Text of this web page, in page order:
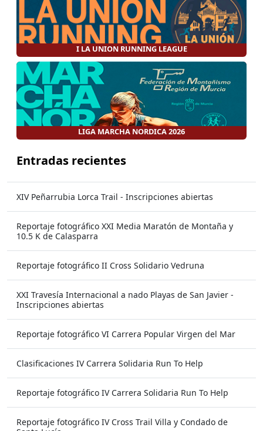
I LA UNION RUNNING LEAGUE
LIGA MARCHA NORDICA 2026
Entradas recientes
XIV Peñarrubia Lorca Trail - Inscripciones abiertas
Reportaje fotográfico XXI Media Maratón de Montaña y
10.5 K de Calasparra
Reportaje fotográfico II Cross Solidario Vedruna
XXI Travesía Internacional a nado Playas de San Javier -
Inscripciones abiertas
Reportaje fotográfico VI Carrera Popular Virgen del Mar
Clasificaciones IV Carrera Solidaria Run To Help
Reportaje fotográfico IV Carrera Solidaria Run To Help
Reportaje fotográfico IV Cross Trail Villa y Condado de